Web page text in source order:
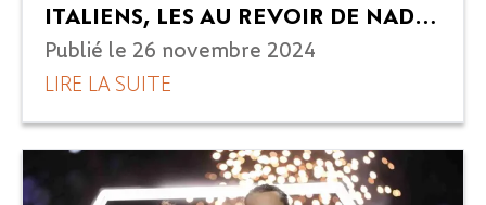
ITALIENS, LES AU REVOIR DE NADAL
- ROLAND-GARROS TRAVEL
Publié le 26 novembre 2024
LIRE LA SUITE